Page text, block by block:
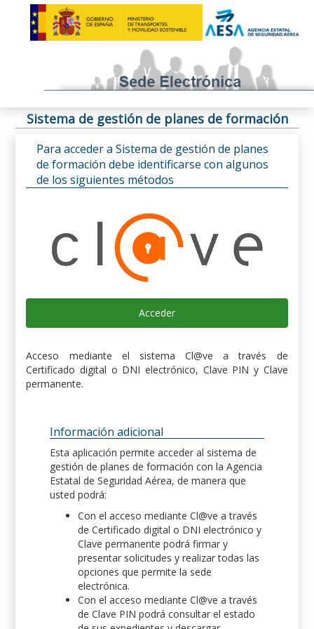
Sistema de gestión de planes de formación
Para acceder a Sistema de gestión de planes
de formación debe identificarse con algunos
de los siguientes métodos
Acceder
Acceso mediante el sistema Cl@ve a través de
Certificado digital o DNI electrónico, Clave PIN y Clave
permanente.
Información adicional
Esta aplicación permite acceder al sistema de
gestión de planes de formación con la Agencia
Estatal de Seguridad Aérea, de manera que
usted podrá:
Con el acceso mediante Cl@ve a través
de Certificado digital o DNI electrónico y
Clave permanente podrá firmar y
presentar solicitudes y realizar todas las
opciones que permite la sede
electrónica.
Con el acceso mediante Cl@ve a través
de Clave PIN podrá consultar el estado